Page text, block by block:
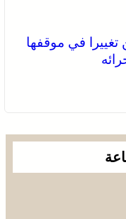
تغييرا في موقفها